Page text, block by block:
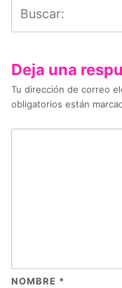
Deja una
Tu dirección de correo
obligatorios están
NOMBRE *